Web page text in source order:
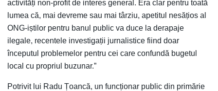
activități non-profit de interes general. Era clar pentru toată
lumea că, mai devreme sau mai târziu, apetitul nesățios al
ONG-iștilor pentru banul public va duce la derapaje
ilegale, recentele investigații jurnalistice fiind doar
începutul problemelor pentru cei care confundă bugetul
local cu propriul buzunar.”
Potrivit lui Radu Țoancă, un funcționar public din primărie